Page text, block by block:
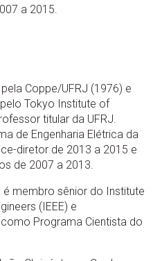
a 2015.
Coppe/UFRJ (1976) e
Tokyo Institute of
titular da UFRJ.
de Engenharia Elétrica da
diretor de 2013 a 2015 e
de 2007 a 2013.
é membro sênior do Institute
(IEEE) e
Programa Cientista do